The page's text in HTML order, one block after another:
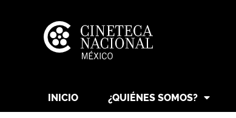
INICIO ¿QUIÉNES SOMOS?